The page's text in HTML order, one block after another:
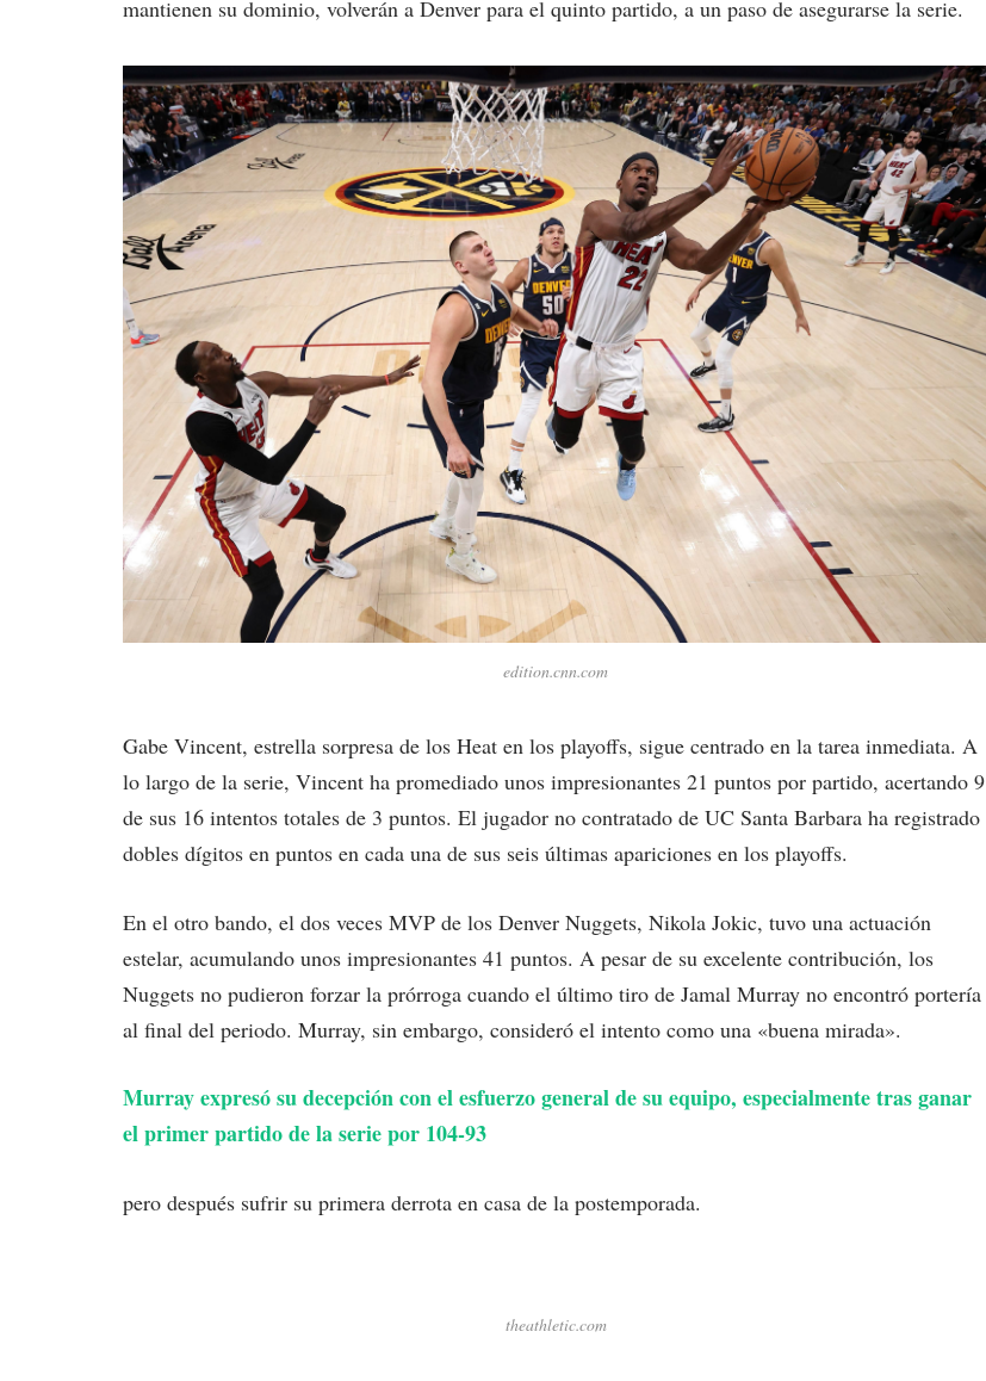
mantienen su dominio, volverán a Denver para el quinto partido, a un paso de asegurarse la serie.
edition.cnn.com
Gabe Vincent, estrella sorpresa de los Heat en los playoffs, sigue centrado en la tarea inmediata. A
lo largo de la serie, Vincent ha promediado unos impresionantes 21 puntos por partido, acertando 9
de sus 16 intentos totales de 3 puntos. El jugador no contratado de UC Santa Barbara ha registrado
dobles dígitos en puntos en cada una de sus seis últimas apariciones en los playoffs.
En el otro bando, el dos veces MVP de los Denver Nuggets, Nikola Jokic, tuvo una actuación
estelar, acumulando unos impresionantes 41 puntos. A pesar de su excelente contribución, los
Nuggets no pudieron forzar la prórroga cuando el último tiro de Jamal Murray no encontró portería
al final del periodo. Murray, sin embargo, consideró el intento como una «buena mirada».
Murray expresó su decepción con el esfuerzo general de su equipo, especialmente tras ganar
el primer partido de la serie por 104-93
pero después sufrir su primera derrota en casa de la postemporada.
theathletic.com